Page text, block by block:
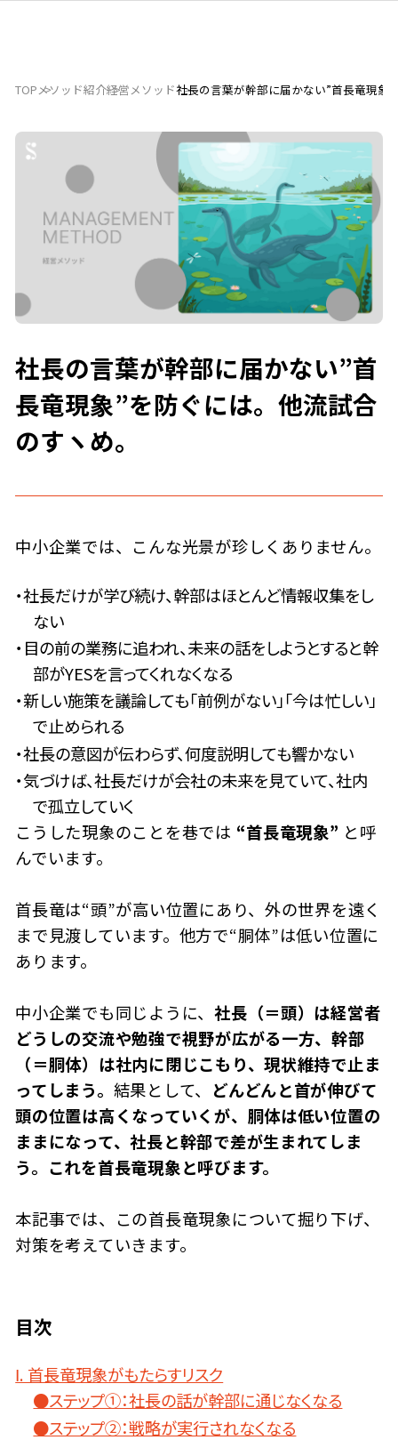
TOPメソッド紹介経営メソッド社長の言葉が幹部に届かない”首長竜現象
社長の言葉が幹部に届かない”首
長竜現象”を防ぐには。他流試合
のすヽめ。
中小企業では、こんな光景が珍しくありません。
・社長だけが学び続け、幹部はほとんど情報収集をし
ない
・目の前の業務に追われ、未来の話をしようとすると幹
部がYESを言ってくれなくなる
・新しい施策を議論しても「前例がない」「今は忙しい」
で止められる
・社長の意図が伝わらず、何度説明しても響かない
・気づけば、社長だけが会社の未来を見ていて、社内
で孤立していく
こうした現象のことを巷では “首長竜現象” と呼
んでいます。
首長竜は“頭”が高い位置にあり、外の世界を遠く
まで見渡しています。他方で“胴体”は低い位置に
あります。
中小企業でも同じように、社長（＝頭）は経営者
どうしの交流や勉強で視野が広がる一方、幹部
（＝胴体）は社内に閉じこもり、現状維持で止ま
ってしまう。 結果として、
どんどんと首が伸びて
頭の位置は高くなっていくが、胴体は低い位置の
ままになって、社長と幹部で差が生まれてしま
う。これを首長竜現象と呼びます。
本記事では、この首長竜現象について掘り下げ、
対策を考えていきます。
目次
Ⅰ. 首長竜現象がもたらすリスク
●ステップ①：社長の話が幹部に通じなくなる
●ステップ②：戦略が実行されなくなる